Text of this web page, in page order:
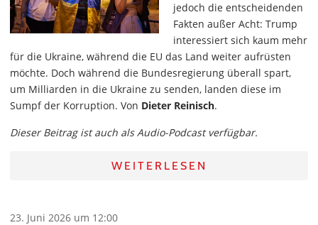
jedoch die entscheidenden
Fakten außer Acht: Trump
interessiert sich kaum mehr
für die Ukraine, während die EU das Land weiter aufrüsten
möchte. Doch während die Bundesregierung überall spart,
um Milliarden in die Ukraine zu senden, landen diese im
Sumpf der Korruption. Von Dieter Reinisch.
Dieser Beitrag ist auch als Audio-Podcast verfügbar.
WEITERLESEN
23. Juni 2026 um 12:00